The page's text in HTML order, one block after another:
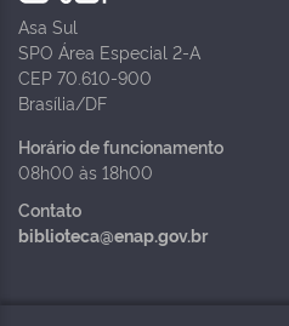
Asa Sul
SPO Área Especial 2-A
CEP 70.610-900
Brasília/DF
Horário de funcionamento
08h00 às 18h00
Contato
biblioteca@enap.gov.br